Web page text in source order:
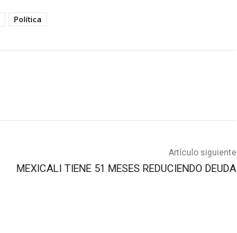
Política
Artículo siguiente
MEXICALI TIENE 51 MESES REDUCIENDO DEUDA